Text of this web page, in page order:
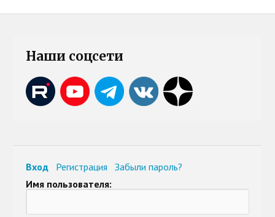
Наши соцсети
Вход Регистрация
Забыли пароль?
Имя пользователя: